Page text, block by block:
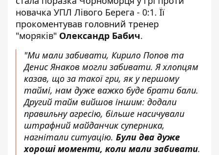
новачка УПЛ Лівого Берега - 0:1. Її
прокоментував головний тренер
"моряків" Олександр Бабич.
"Ми мали забивати, Кирило Попов та
Денис Янаков могли забивати. Я хлопцям
казав, що за такої гри, як у першому
таймі, нам дуже важко буде брати бали.
Другий тайм вийшов іншим: додали
правильну агресію, більше насичували
штрафний майданчик суперника,
нагнітали ситуацію. Були два дуже
хороші моменти, коли мали забивати.